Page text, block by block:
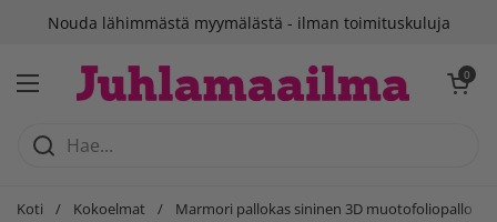
Siirry sisältöön
Nouda lähimmästä myymälästä - ilman toimituskuluja
Avaa valikko
Avaa 0
Koti / Kokoelmat / Marmori pallokas sininen 3D muotofoliopallo